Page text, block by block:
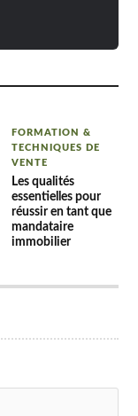
FORMATION &
TECHNIQUES DE
VENTE
Les qualités
essentielles pour
réussir en tant que
mandataire
immobilier